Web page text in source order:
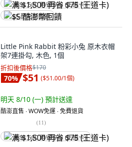
满 $1,500 再省 $75 (王道卡)
$5 酷澎幣回饋
Little Pink Rabbit 粉彩小兔 原木衣帽
架7連掛勾, 木色, 1個
折扣後價格$170
70% $51 ($51.00/1個)
明天 8/10 (一) 預計送達
酷澎直售 ∙ WOW免運 ∙ 免費退貨
(11)
满 $1,500 再省 $75 (王道卡)